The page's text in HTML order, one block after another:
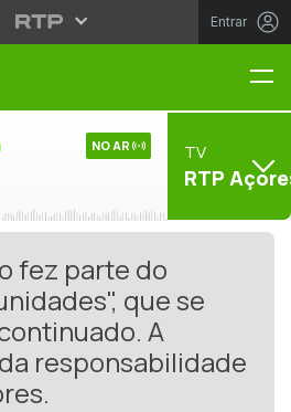
Entrar
NO AR TV
RTP
fez parte do
que se
A
responsabilidade